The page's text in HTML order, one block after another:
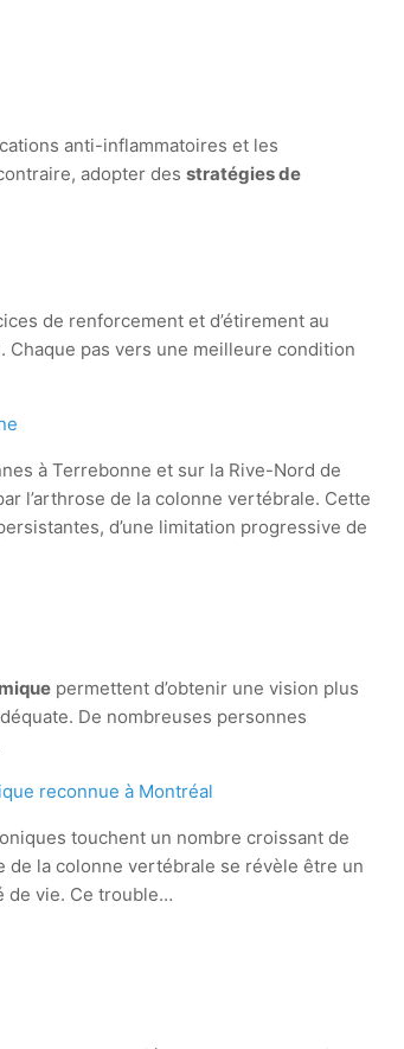
anti-inflammatoires et les
adopter desstratégies de
de renforcement et d’étirement au
pas vers une meilleure condition
à Terrebonne et sur la Rive-Nord de
l’arthrose de la colonne vertébrale. Cette
d’une limitation progressive de
permettent d’obtenir une vision plus
De nombreuses personnes
reconnue à Montréal
touchent un nombre croissant de
de la colonne vertébrale se révèle être un
de vie. Ce trouble…